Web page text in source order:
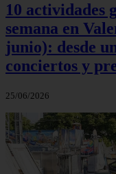
10 actividades
semana en
junio): desde
conciertos y
25/06/2026